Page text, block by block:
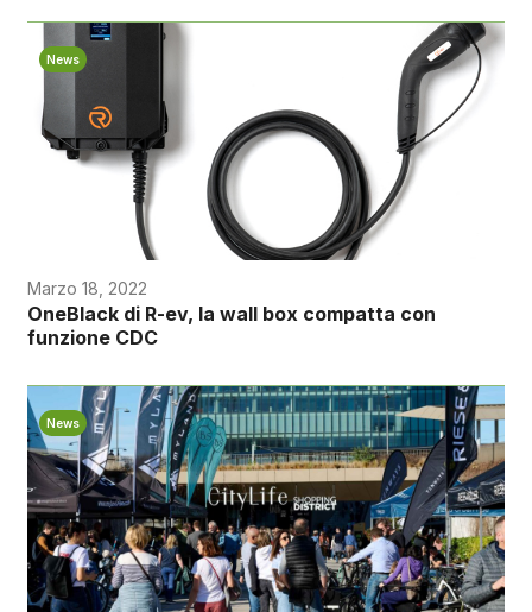
News
Marzo 18, 2022
OneBlack di R-ev, la wall box compatta con
funzione CDC
News